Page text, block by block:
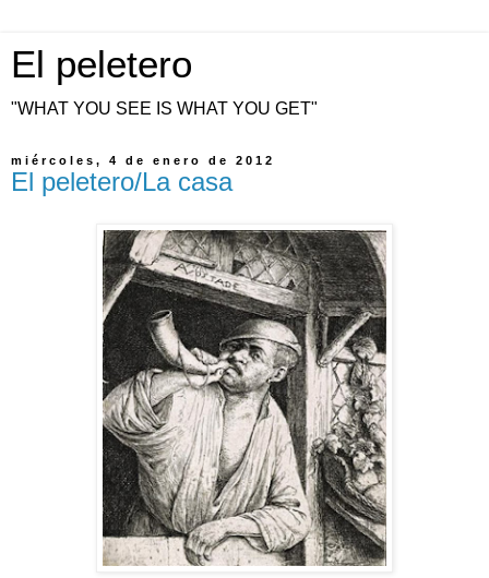
El peletero
"WHAT YOU SEE IS WHAT YOU GET"
miércoles, 4 de enero de 2012
El peletero/La casa